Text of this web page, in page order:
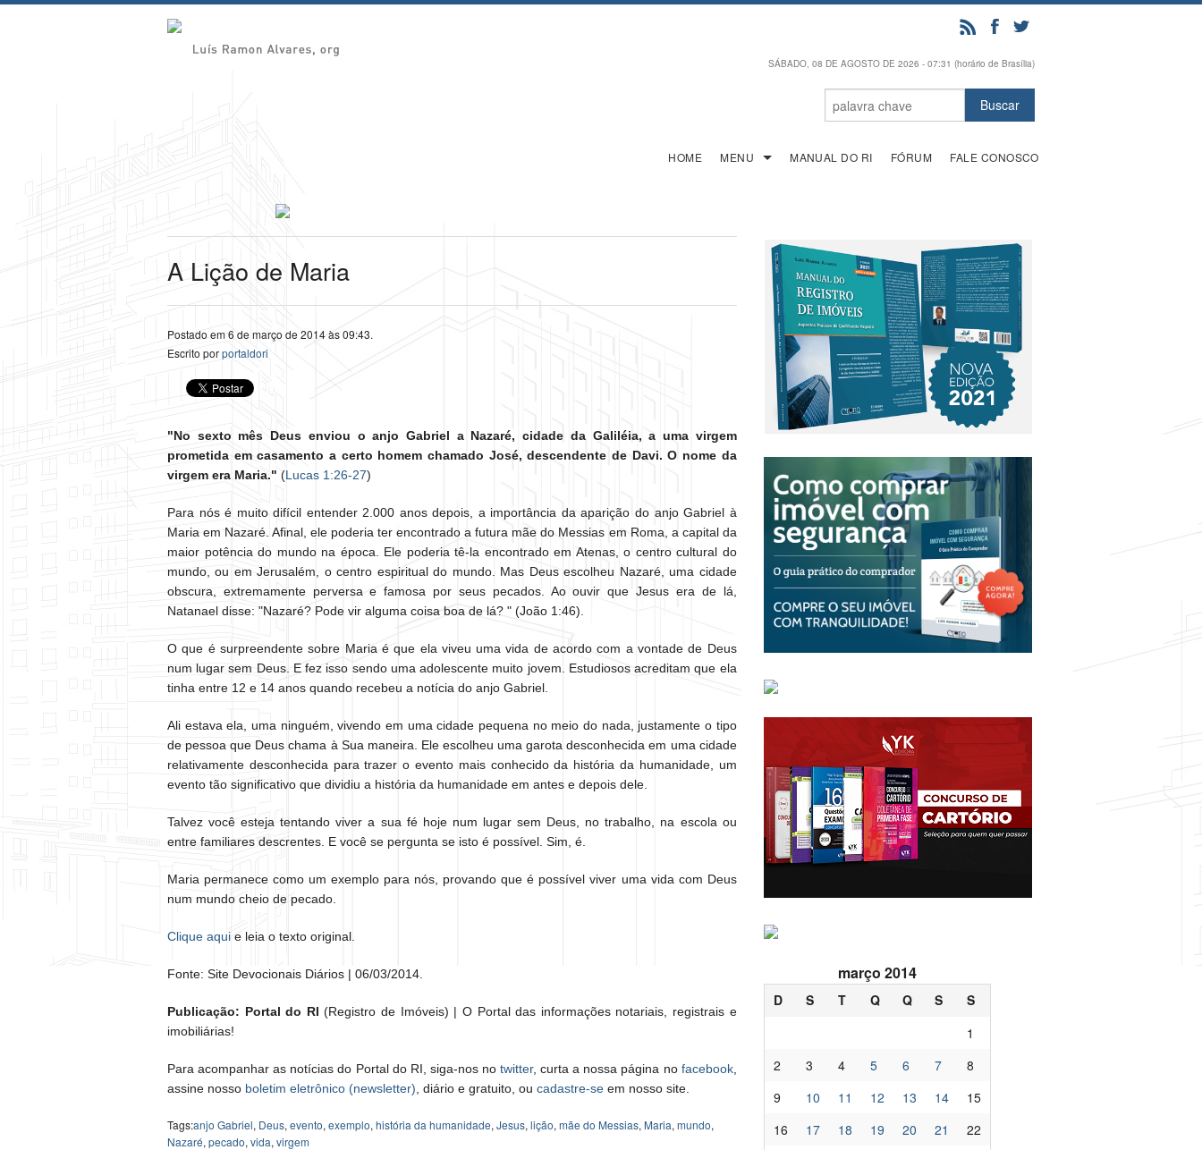
SÁBADO, 08 DE AGOSTO DE 2026 - 07:31 (horário de Brasília)
HOME MENU MANUAL DO RI FÓRUM FALE CONOSCO
A Lição de Maria
Postado em 6 de março de 2014 às 09:43.
Escrito porportaldori
"No sexto mês Deus enviou o anjo Gabriel a Nazaré, cidade da Galiléia, a uma virgem
prometida em casamento a certo homem chamado José, descendente de Davi. O nome da
virgem era Maria." (Lucas 1:26-27)
Para nós é muito difícil entender 2.000 anos depois, a importância da aparição do anjo Gabriel à
Maria em Nazaré. Afinal, ele poderia ter encontrado a futura mãe do Messias em Roma, a capital da
maior potência do mundo na época. Ele poderia tê-la encontrado em Atenas, o centro cultural do
mundo, ou em Jerusalém, o centro espiritual do mundo. Mas Deus escolheu Nazaré, uma cidade
obscura, extremamente perversa e famosa por seus pecados. Ao ouvir que Jesus era de lá,
Natanael disse: "Nazaré? Pode vir alguma coisa boa de lá? " (João 1:46).
O que é surpreendente sobre Maria é que ela viveu uma vida de acordo com a vontade de Deus
num lugar sem Deus. E fez isso sendo uma adolescente muito jovem. Estudiosos acreditam que ela
tinha entre 12 e 14 anos quando recebeu a notícia do anjo Gabriel.
Ali estava ela, uma ninguém, vivendo em uma cidade pequena no meio do nada, justamente o tipo
de pessoa que Deus chama à Sua maneira. Ele escolheu uma garota desconhecida em uma cidade
relativamente desconhecida para trazer o evento mais conhecido da história da humanidade, um
evento tão significativo que dividiu a história da humanidade em antes e depois dele.
Talvez você esteja tentando viver a sua fé hoje num lugar sem Deus, no trabalho, na escola ou
entre familiares descrentes. E você se pergunta se isto é possível. Sim, é.
Maria permanece como um exemplo para nós, provando que é possível viver uma vida com Deus
num mundo cheio de pecado.
Clique aqui e leia o texto original.
Fonte: Site Devocionais Diários | 06/03/2014.
Publicação: Portal do RI (Registro de Imóveis) | O Portal das informações notariais, registrais e
imobiliárias!
Para acompanhar as notícias do Portal do RI, siga-nos notwitter, curta a nossa página no facebook,
assine nosso boletim eletrônico (newsletter) , diário e gratuito, ou cadastre-se em nosso site.
Tags:anjo Gabriel, Deus, evento, exemplo, história da humanidade, Jesus, lição, mãe do Messias, Maria, mundo,
Nazaré, pecado, vida, virgem
março 2014
D S T Q Q S
S
1
2
3 4 5 6 7
8
9
10 11 12 13 14
15
16
17 18 19 20 21
22